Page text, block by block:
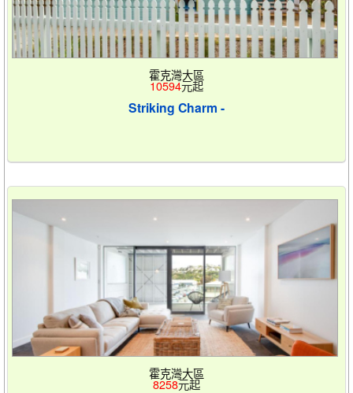
霍克灣大區
10594元起
Striking Charm -
霍克灣大區
8258元起